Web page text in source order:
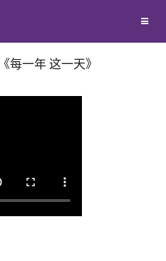
友会
每一年 这一天》